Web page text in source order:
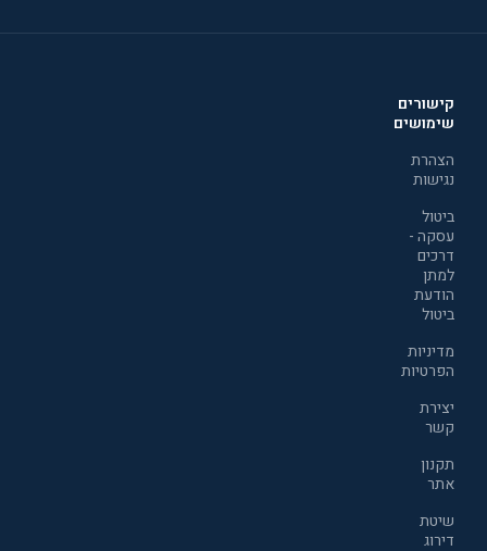
קישורים
שימושים
הצהרת
נגישות
ביטול
עסקה -
דרכים
למתן
הודעת
ביטול
מדיניות
הפרטיות
יצירת
קשר
תקנון
אתר
שיטת
דירוג